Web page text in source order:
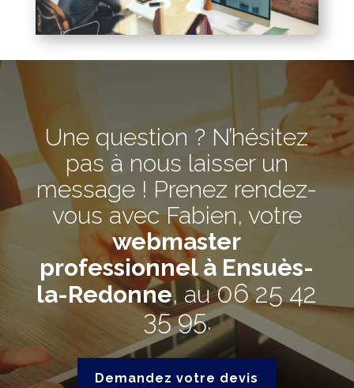
Une question ? N’hésitez
pas à nous laisser un
message ! Prenez rendez-
vous avec Fabien, votre
webmaster
professionnel à Ensuès-
la-Redonne, au06 25 42
35 95.
Demandez votre devis